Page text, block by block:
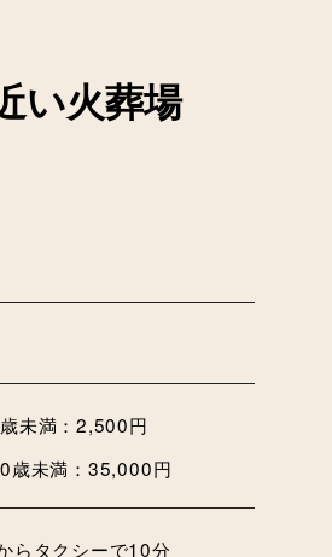
い火葬場
未満：2,500円
未満：35,000円
らタクシーで10分